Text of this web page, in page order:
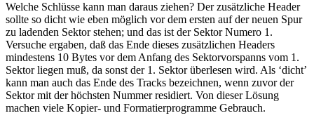
Welche Schlüsse kann man daraus ziehen? Der zusätzliche Header
sollte so dicht wie eben möglich vor dem ersten auf der neuen Spur
zu ladenden Sektor stehen; und das ist der Sektor Numero 1.
Versuche ergaben, daß das Ende dieses zusätzlichen Headers
mindestens 10 Bytes vor dem Anfang des Sektorvorspanns vom 1.
Sektor liegen muß, da sonst der 1. Sektor überlesen wird. Als ‘dicht’
kann man auch das Ende des Tracks bezeichnen, wenn zuvor der
Sektor mit der höchsten Nummer residiert. Von dieser Lösung
machen viele Kopier- und Formatierprogramme Gebrauch.